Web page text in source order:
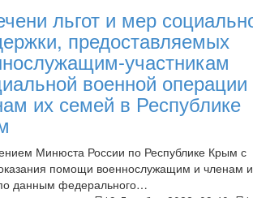
льгот и мер
предоставляемых
участникам
военной операции
их семей в Республике
Минюста России по Республике Крым с
помощи военнослужащим и членам
данным федерального…